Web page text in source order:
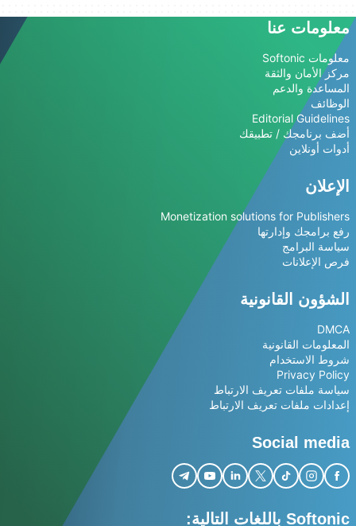
معلومات عنا
معلومات Softonic
مركز الأمان والثقة
المساعدة والدعم
الوظائف
Editorial Guidelines
أضف برنامجك / تطبيقك
أدوات أونلاين
الإعلان
Monetization solutions for Publishers
رفع برامجك وإدارتها
سياسة البرامج
فرص الإعلانات
الشؤون القانونية
DMCA
المعلومات القانونية
شروط الاستخدام
Privacy Policy
سياسة ملفات تعريف الارتباط
إعدادات ملفات تعريف الارتباط
Social media
Softonic باللغات التالية: